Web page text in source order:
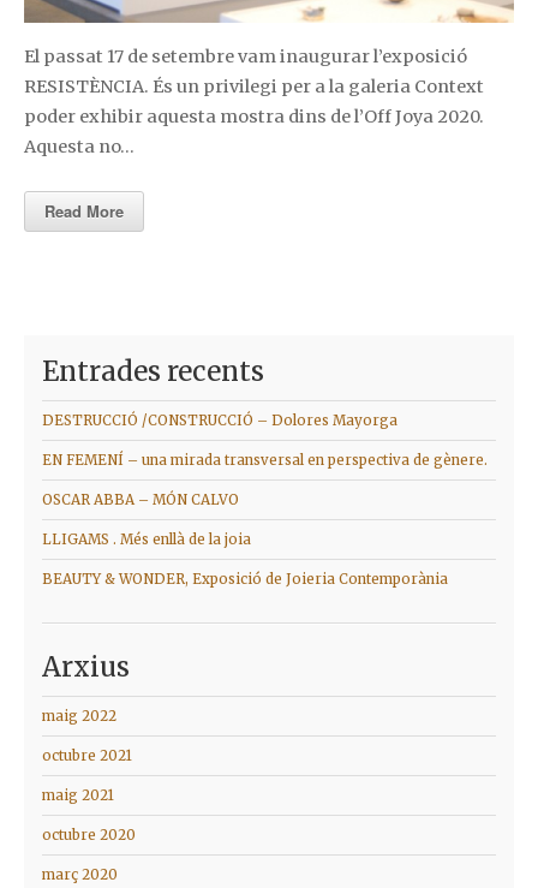
El passat 17 de setembre vam inaugurar l’exposició
RESISTÈNCIA. És un privilegi per a la galeria Context
poder exhibir aquesta mostra dins de l’Off Joya 2020.
Aquesta no…
Read More
Entrades recents
DESTRUCCIÓ /CONSTRUCCIÓ – Dolores Mayorga
EN FEMENÍ – una mirada transversal en perspectiva de gènere.
OSCAR ABBA – MÓN CALVO
LLIGAMS . Més enllà de la joia
BEAUTY & WONDER, Exposició de Joieria Contemporània
Arxius
maig 2022
octubre 2021
maig 2021
octubre 2020
març 2020